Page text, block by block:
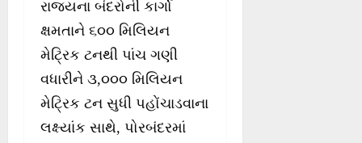
રાજ્યના બંદરોની કાર્ગો
ક્ષમતાને ૬૦૦ મિલિયન
મેટ્રિક ટનથી પાંચ ગણી
વધારીને ૩,૦૦૦ મિલિયન
મેટ્રિક ટન સુધી પહોંચાડવાના
લક્ષ્યાંક સાથે, પોરબંદરમાં